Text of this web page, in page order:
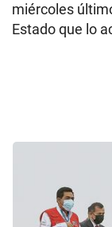
miércoles
Estado que lo